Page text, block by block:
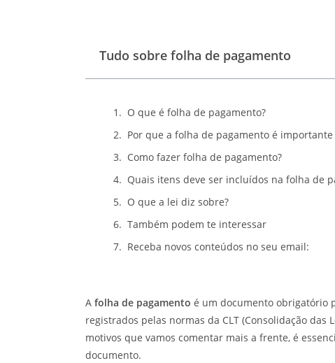
Tudo sobre folha de pagamento
O que é folha de pagamento?
Por que a folha de pagamento é
Como fazer folha de pagamento?
Quais itens deve ser incluídos na folha de
O que a lei diz sobre?
Também podem te interessar
Receba novos conteúdos no seu email:
A folha de pagamento é um documento obrigatório
registrados pelas normas da CLT (Consolidação
motivos que vamos comentar mais a frente, é
documento.